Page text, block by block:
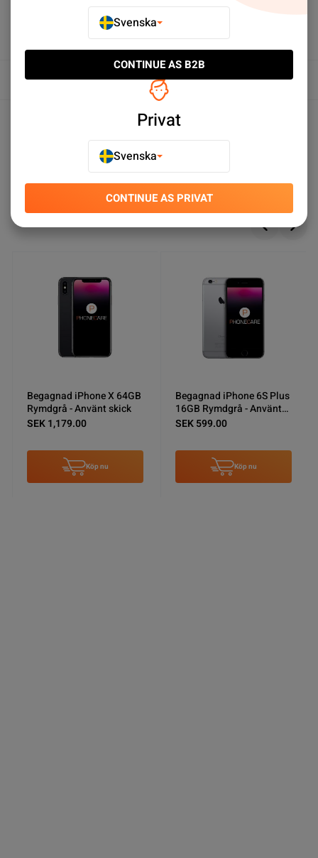
Köp nu
Översikt
Produktspecifikationer
Du kanske också gillar
Begagnad iPhone X 64GB
Rymdgrå - Använt skick
SEK 1,179.00
Köp nu
Begagnad iPhone 6S Plus
16GB Rymdgrå - Använt
skick
SEK 599.00
Köp nu
Svenska
CONTINUE AS B2B
Privat
Svenska
CONTINUE AS PRIVAT